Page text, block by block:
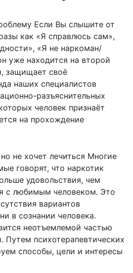
Если Вы слышите от
как «Я справлюсь сам»,
«Я не наркоман/
уже находится на второй
защищает своё
наших специалистов
разъяснительных
человек признаёт
на прохождение
не хочет лечиться Многие
говорят, что наркотик
удовольствия, чем
с любимым человеком. Это
вариантов
в сознании человека.
неотъемлемой частью
Путем психотерапевтических
способы, цели и интересы